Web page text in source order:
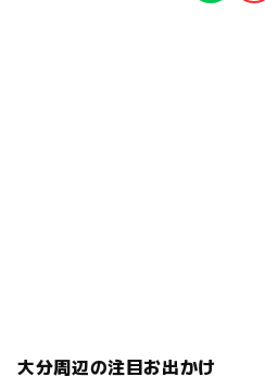
大分周辺の注目お出かけ